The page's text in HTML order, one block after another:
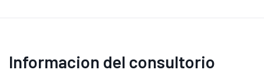
Informacion del consultorio